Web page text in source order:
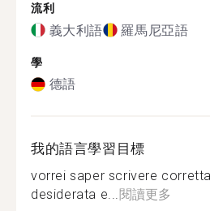
流利
義大利語 羅馬尼亞語
學
德語
我的語言學習目標
vorrei saper scrivere
desiderata e...閱讀更多